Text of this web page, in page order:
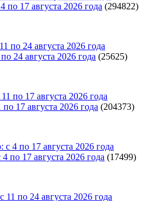
17 августа 2026 года (294822)
24 августа 2026 года (25625)
17 августа 2026 года (204373)
по 17 августа 2026 года (17499)